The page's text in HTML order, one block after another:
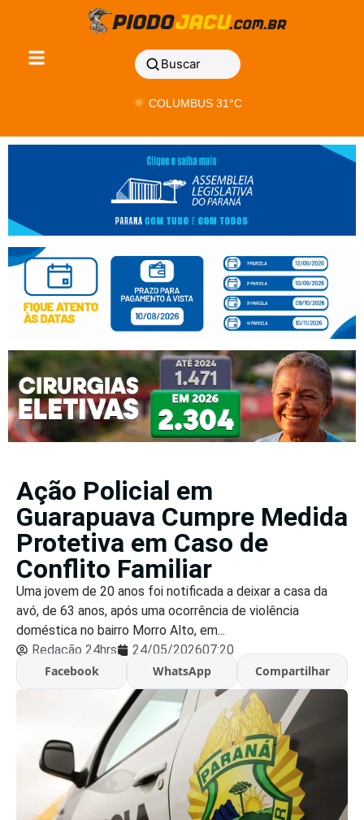
Buscar
COLUMBUS 31°C
Ação Policial em
Guarapuava Cumpre Medida
Protetiva em Caso de
Conflito Familiar
Uma jovem de 20 anos foi notificada a deixar a casa da
avó, de 63 anos, após uma ocorrência de violência
doméstica no bairro Morro Alto, em...
Redação 24hrs
24/05/202607:20
Facebook
WhatsApp Compartilhar